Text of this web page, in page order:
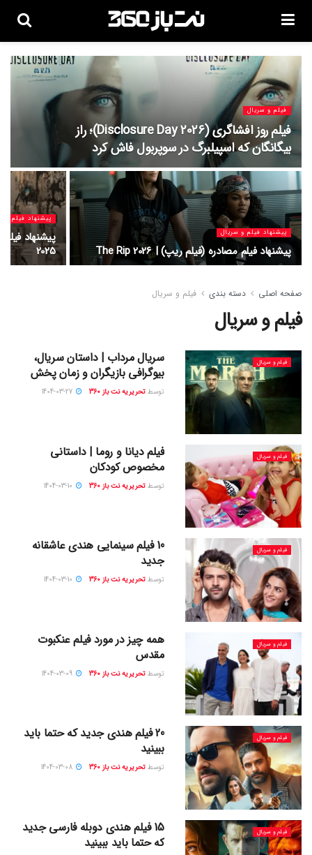
فیلم و سریال
فیلم روز افشاگری (Disclosure Day 2026)؛ راز
بیگانگان که اسپیلبرگ در سوپربول فاش کرد
پیشنهاد فیلم و سریال
پیشنهاد فیلم مصادره (فیلم ریپ) | The Rip 2026
پیشنهاد فیلم و
2025
صفحه اصلی دسته بندی فیلم و سریال
فیلم و سریال
فیلم و سریال
سریال مرداب | داستان سریال،
بیوگرافی بازیگران و زمان پخش
توسط تحریریه نت باز 360 1404-03-27
فیلم و سریال
فیلم دیانا و روما | داستانی
مخصوص کودکان
توسط تحریریه نت باز 360
فیلم و سریال
10 فیلم سینمایی هندی عاشقانه
جدید
توسط تحریریه نت باز 360
فیلم و سریال
همه چیز در مورد فیلم عنکبوت
مقدس
توسط تحریریه نت باز 360 1404-03-09
فیلم و سریال
20 فیلم هندی جدید که حتما باید
ببینید
توسط تحریریه نت باز 360 1404-03-08
فیلم و سریال
15 فیلم هندی دوبله فارسی جدید
که حتما باید ببینید